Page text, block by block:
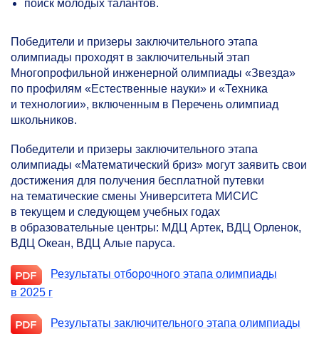
поиск молодых талантов.
Победители и призеры заключительного этапа
олимпиады проходят в заключительный этап
Многопрофильной инженерной олимпиады «Звезда»
по профилям «Естественные науки» и «Техника
и технологии», включенным в Перечень олимпиад
школьников.
Победители и призеры заключительного этапа
олимпиады «Математический бриз» могут заявить свои
достижения для получения бесплатной путевки
на тематические смены Университета МИСИС
в текущем и следующем учебных годах
в образовательные центры: МДЦ Артек, ВДЦ Орленок,
ВДЦ Океан, ВДЦ Алые паруса.
Результаты отборочного этапа олимпиады
в 2025 г
Результаты заключительного этапа олимпиады